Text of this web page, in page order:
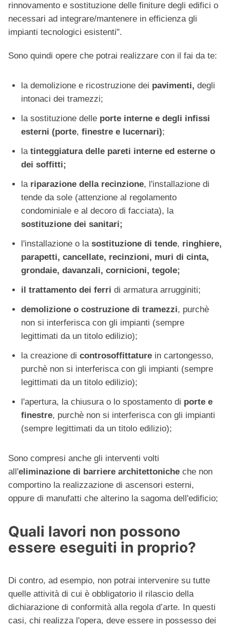
rinnovamento e sostituzione delle finiture degli edifici o
necessari ad integrare/mantenere in efficienza gli
impianti tecnologici esistenti".
Sono quindi opere che potrai realizzare con il fai da te:
la demolizione e ricostruzione dei pavimenti, degli
intonaci dei tramezzi;
la sostituzione delle porte interne e degli infissi
esterni (porte, finestre e lucernari);
latinteggiatura delle pareti interne ed esterne o
dei soffitti;
la riparazione della recinzione, l'installazione di
tende da sole (attenzione al regolamento
condominiale e al decoro di facciata), la
sostituzione dei sanitari;
l'installazione o la sostituzione di tende, ringhiere,
parapetti, cancellate, recinzioni, muri di cinta,
grondaie, davanzali, cornicioni, tegole;
il trattamento dei ferri di armatura arrugginiti;
demolizione o costruzione di tramezzi, purchè
non si interferisca con gli impianti (sempre
legittimati da un titolo edilizio);
la creazione di controsoffittature in cartongesso,
purchè non si interferisca con gli impianti (sempre
legittimati da un titolo edilizio);
l'apertura, la chiusura o lo spostamento di porte e
finestre, purchè non si interferisca con gli impianti
(sempre legittimati da un titolo edilizio);
Sono compresi anche gli interventi volti
all'eliminazione di barriere architettoniche che non
comportino la realizzazione di ascensori esterni,
oppure di manufatti che alterino la sagoma dell'edificio;
Quali lavori non possono
essere eseguiti in proprio?
Di contro, ad esempio, non potrai intervenire su tutte
quelle attività di cui è obbligatorio il rilascio della
dichiarazione di conformità alla regola d’arte. In questi
casi, chi realizza l'opera, deve essere in possesso dei